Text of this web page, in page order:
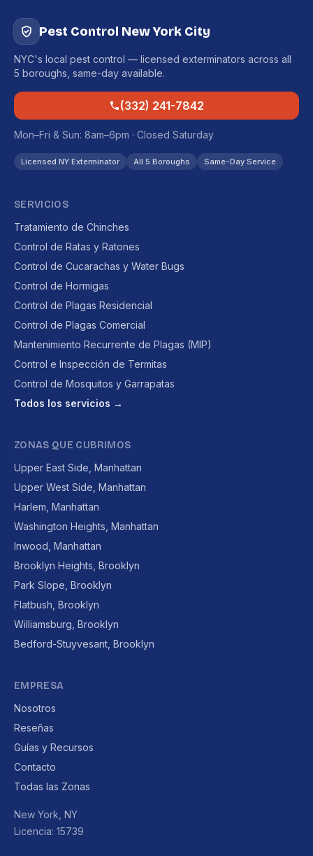
Pest Control New York City
NYC's local pest control — licensed exterminators across all
5 boroughs, same-day available.
(332) 241-7842
Mon–Fri & Sun: 8am–6pm · Closed Saturday
Licensed NY Exterminator All 5 Boroughs Same-Day Service
SERVICIOS
Tratamiento de Chinches
Control de Ratas y Ratones
Control de Cucarachas y Water Bugs
Control de Hormigas
Control de Plagas Residencial
Control de Plagas Comercial
Mantenimiento Recurrente de Plagas (MIP)
Control e Inspección de Termitas
Control de Mosquitos y Garrapatas
Todos los servicios →
ZONAS QUE CUBRIMOS
Upper East Side, Manhattan
Upper West Side, Manhattan
Harlem, Manhattan
Washington Heights, Manhattan
Inwood, Manhattan
Brooklyn Heights, Brooklyn
Park Slope, Brooklyn
Flatbush, Brooklyn
Williamsburg, Brooklyn
Bedford-Stuyvesant, Brooklyn
EMPRESA
Nosotros
Reseñas
Guías y Recursos
Contacto
Todas las Zonas
New York, NY
Licencia: 15739